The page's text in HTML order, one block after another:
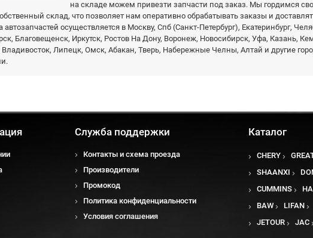
на складе можем привезти запчасти под заказ. Мы гордимся
склад, что позволяет нам оперативно обрабатывать заказы и
автозапчастей осуществляется в Москву, Спб (Санкт-Петербург), Екатеринбург,
Благовещенск, Иркутск, Ростов На Дону, Воронеж, Новосибирск, Уфа, Казань,
Липецк, Омск, Абакан, Тверь, Набережные Челны, Алтай и другие
Служба поддержки
Контакты и схема проезда
Производители
Промокод
Политика конфиденциальности
Условия соглашения
Каталог
CHERY
SHAANXI
CUMMINS
BAW
LIFAN
JETOUR
JAC